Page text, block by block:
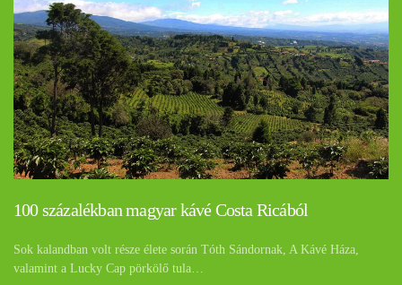
100 százalékban magyar kávé Costa Ricából
Sok kalandban volt része élete során Tóth Sándornak, A Kávé Háza,
valamint a Lucky Cap pörkölő tula…